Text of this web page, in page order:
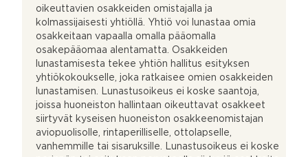
oikeuttavien osakkeiden omistajalla ja
kolmassijaisesti yhtiöllä. Yhtiö voi lunastaa omia
osakkeitaan vapaalla omalla pääomalla
osakepääomaa alentamatta. Osakkeiden
lunastamisesta tekee yhtiön hallitus esityksen
yhtiökokoukselle, joka ratkaisee omien osakkeiden
lunastamisen. Lunastusoikeus ei koske saantoja,
joissa huoneiston hallintaan oikeuttavat osakkeet
siirtyvät kyseisen huoneiston osakkeenomistajan
aviopuolisolle, rintaperilliselle, ottolapselle,
vanhemmille tai sisaruksille. Lunastusoikeus ei koske